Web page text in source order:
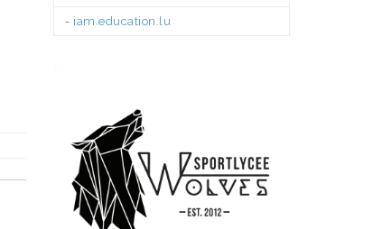
- iam.education.lu